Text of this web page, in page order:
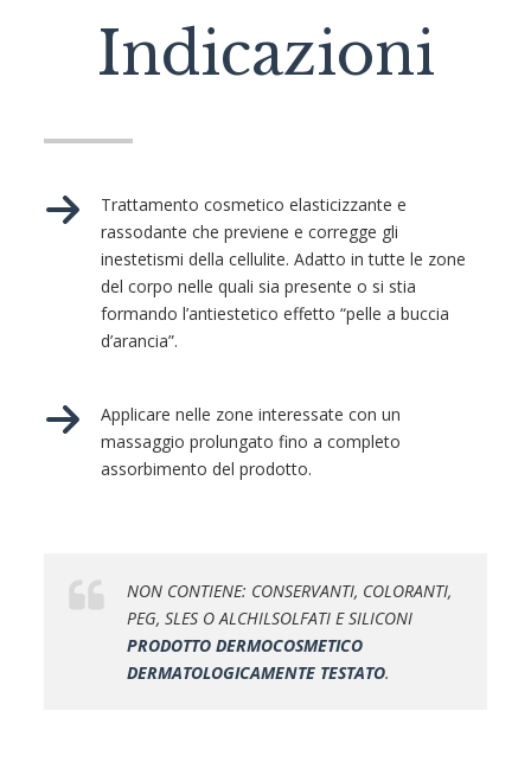
Indicazioni
Trattamento cosmetico elasticizzante e
rassodante che previene e corregge gli
inestetismi della cellulite. Adatto in tutte le zone
del corpo nelle quali sia presente o si stia
formando l’antiestetico effetto “pelle a buccia
d’arancia”.
Applicare nelle zone interessate con un
massaggio prolungato fino a completo
assorbimento del prodotto.
NON CONTIENE: CONSERVANTI, COLORANTI,
PEG, SLES O ALCHILSOLFATI E SILICONI
PRODOTTO DERMOCOSMETICO
DERMATOLOGICAMENTE TESTATO.